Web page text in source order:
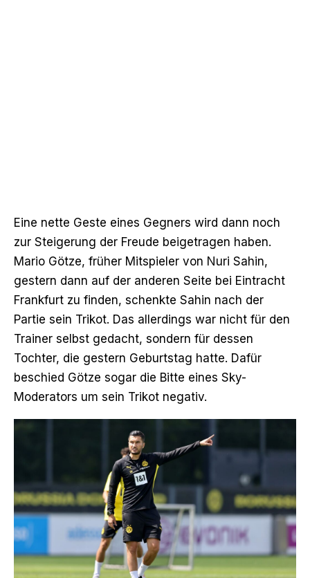
Eine nette Geste eines Gegners wird dann noch
zur Steigerung der Freude beigetragen haben.
Mario Götze, früher Mitspieler von Nuri Sahin,
gestern dann auf der anderen Seite bei Eintracht
Frankfurt zu finden, schenkte Sahin nach der
Partie sein Trikot. Das allerdings war nicht für den
Trainer selbst gedacht, sondern für dessen
Tochter, die gestern Geburtstag hatte. Dafür
beschied Götze sogar die Bitte eines Sky-
Moderators um sein Trikot negativ.